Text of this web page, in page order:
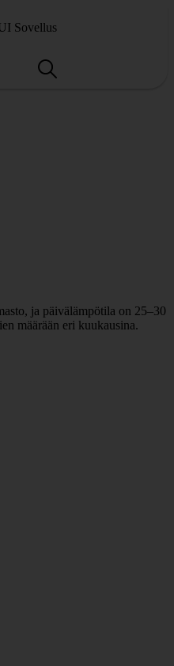
Sovellus
ja päivälämpötila on 25–30
määrään eri kuukausina.